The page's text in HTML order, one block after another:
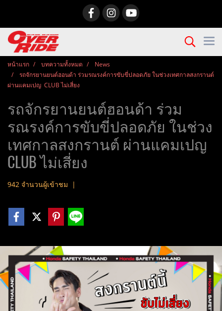
หน้าแรก บทความทั้งหมด
News
รถจักรยานยนต์ฮอนด้า ร่วมรณรงค์การขับขี่ปลอดภัย ในช่วงเทศกาลสงกรานต์
ผ่านแคมเปญ CLUB ไม่เสี่ยง
รถจักรยานยนต์ฮอนด้า ร่วม
รณรงค์การขับขี่ปลอดภัย ในช่วง
เทศกาลสงกรานต์ ผ่านแคมเปญ
CLUB ไม่เสี่ยง
942 จำนวนผู้เข้าชม |